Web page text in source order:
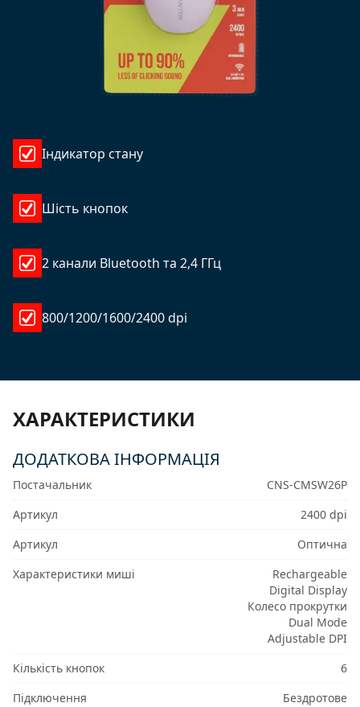
Індикатор стану
Шість кнопок
2 канали Bluetooth та 2,4 ГГц
800/1200/1600/2400 dpi
ХАРАКТЕРИСТИКИ
ДОДАТКОВА ІНФОРМАЦІЯ
Постачальник
CNS-CMSW26P
Артикул
2400 dpi
Артикул
Оптична
Характеристики миші
Rechargeable
Digital Display
Колесо прокрутки
Dual Mode
Adjustable DPI
Кількість кнопок
6
Підключення
Бездротове